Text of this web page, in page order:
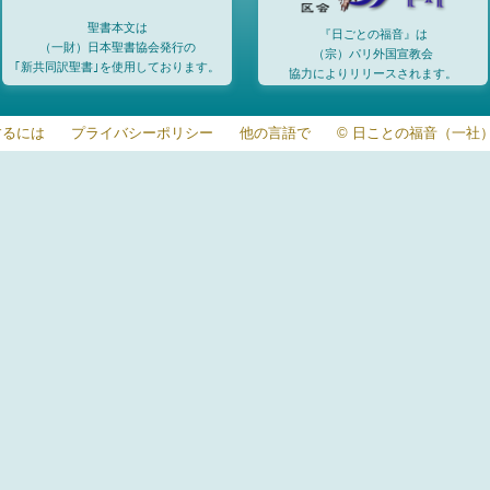
聖書本文は
（一財）日本聖書協会発行の
｢新共同訳聖書｣を使用しております。
『日ごとの福音』は
（宗）パリ外国宣教会
協力によりリリースされます。
には プライバシーポリシー 他の言語で © 日ことの福音（一社